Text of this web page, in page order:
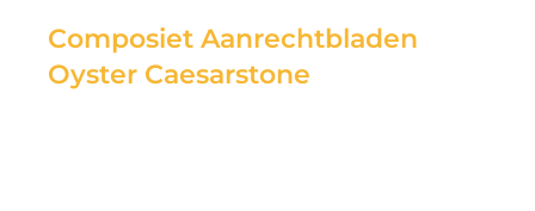
Composiet Aanrechtbladen
Oyster Caesarstone